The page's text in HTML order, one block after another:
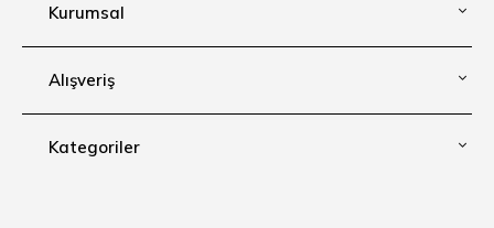
Kurumsal
Alışveriş
Kategoriler